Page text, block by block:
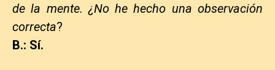
de la mente. ¿No he hecho una observación
correcta?
B.: Sí.